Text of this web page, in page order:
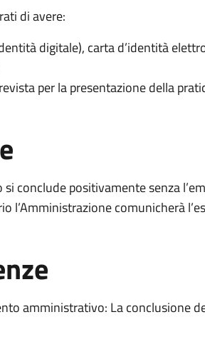
di avere:
digitale), carta d’identità
per la presentazione della
conclude positivamente senza
l’Amministrazione comunicherà
amministrativo: La conclusione